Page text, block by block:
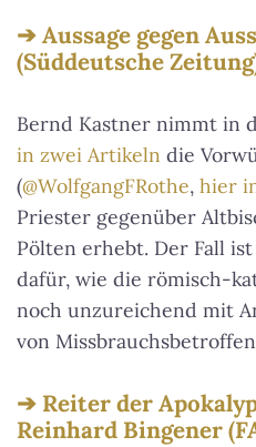
Aussage gegen
(Süddeutsche
Bernd Kastner nimmt in
in zwei Artikeln die
(@WolfgangFRothe, hier
Priester gegenüber
Pölten erhebt. Der Fall
dafür, wie die römisch-
noch unzureichend mit
von
Reiter der
Reinhard Bingener